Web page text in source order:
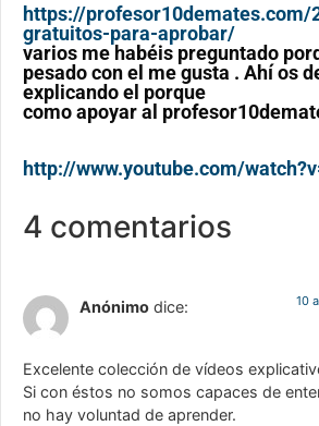
https://
gratuitos-para-aprobar/
varios me habéis preguntado
pesado con el me gusta . Ahí os
explicando el porque
como apoyar al
http://www.youtube.com/
4 comentarios
Anónimo dice: 10
Excelente colección de vídeos
Si con éstos no somos capaces de
no hay voluntad de aprender.